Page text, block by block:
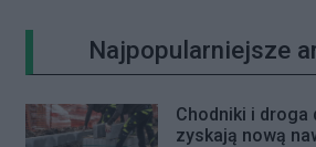
Najpopularniejsze
Chodniki i droga
zyskają nową